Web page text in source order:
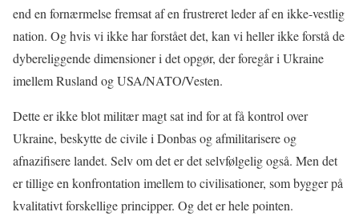
end en fornærmelse fremsat af en frustreret leder af en ikke-vestlig
nation. Og hvis vi ikke har forstået det, kan vi heller ikke forstå de
dybereliggende dimensioner i det opgør, der foregår i Ukraine
imellem Rusland og USA/NATO/Vesten.
Dette er ikke blot militær magt sat ind for at få kontrol over
Ukraine, beskytte de civile i Donbas og afmilitarisere og
afnazifisere landet. Selv om det er det selvfølgelig også. Men det
er tillige en konfrontation imellem to civilisationer, som bygger på
kvalitativt forskellige principper. Og det er hele pointen.